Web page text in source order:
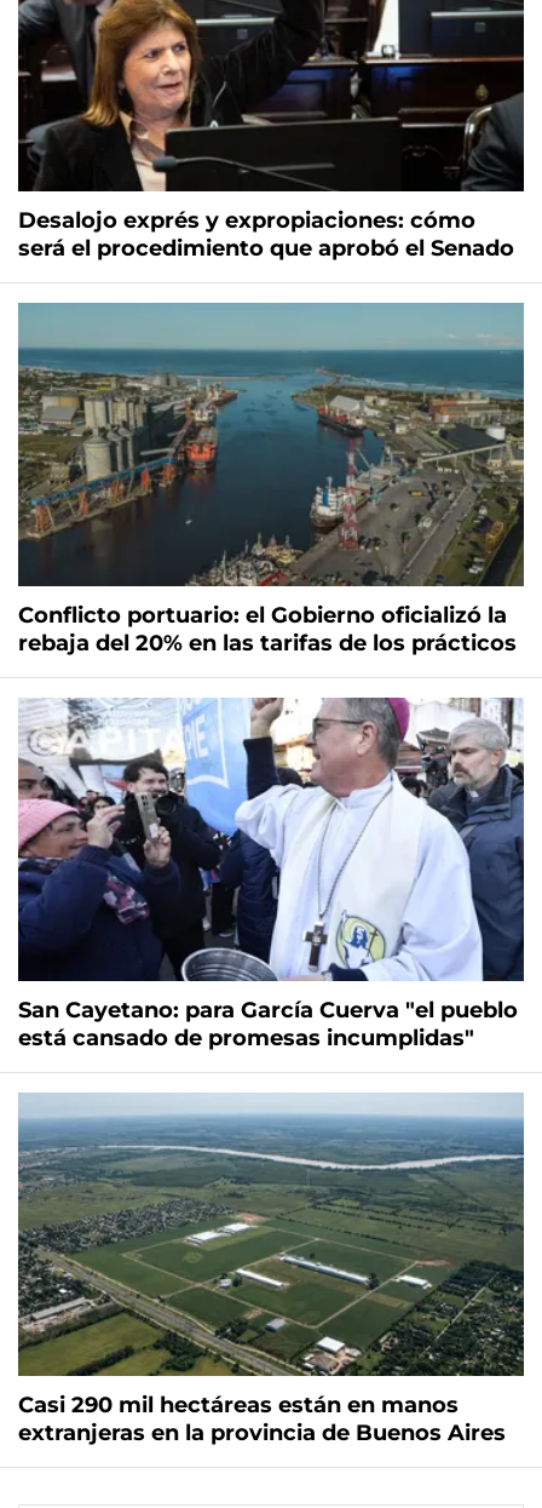
Desalojo exprés y expropiaciones: cómo
será el procedimiento que aprobó el Senado
Conflicto portuario: el Gobierno oficializó la
rebaja del 20% en las tarifas de los prácticos
San Cayetano: para García Cuerva "el pueblo
está cansado de promesas incumplidas"
Casi 290 mil hectáreas están en manos
extranjeras en la provincia de Buenos Aires